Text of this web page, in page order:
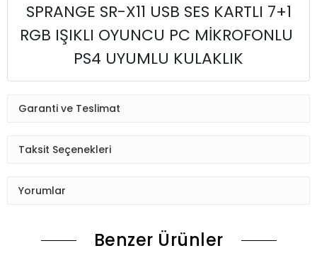
SPRANGE SR-X11 USB SES KARTLI 7+1
RGB IŞIKLI OYUNCU PC MİKROFONLU
PS4 UYUMLU KULAKLIK
Garanti ve Teslimat
Taksit Seçenekleri
Yorumlar
Benzer Ürünler